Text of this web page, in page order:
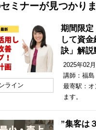
ミナーが見つかり
ライン
期間限定
して資
訣」解説
2025年02
講師：福
最寄駅：
ます。
”集客は